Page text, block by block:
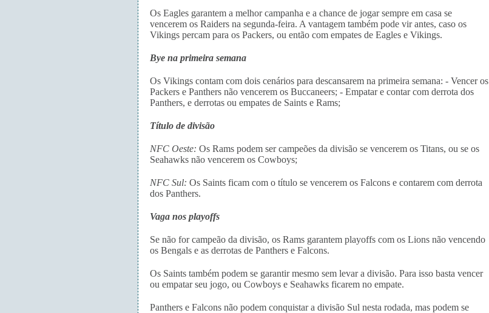
Os Eagles garantem a melhor campanha e a chance de jogar sempre em casa se
vencerem os Raiders na segunda-feira. A vantagem também pode vir antes, caso os
Vikings percam para os Packers, ou então com empates de Eagles e Vikings.
Bye na primeira semana
Os Vikings contam com dois cenários para descansarem na primeira semana: - Vencer os
Packers e Panthers não vencerem os Buccaneers; - Empatar e contar com derrota dos
Panthers, e derrotas ou empates de Saints e Rams;
Título de divisão
NFC Oeste: Os Rams podem ser campeões da divisão se vencerem os Titans, ou se os
Seahawks não vencerem os Cowboys;
NFC Sul: Os Saints ficam com o título se vencerem os Falcons e contarem com derrota
dos Panthers.
Vaga nos playoffs
Se não for campeão da divisão, os Rams garantem playoffs com os Lions não vencendo
os Bengals e as derrotas de Panthers e Falcons.
Os Saints também podem se garantir mesmo sem levar a divisão. Para isso basta vencer
ou empatar seu jogo, ou Cowboys e Seahawks ficarem no empate.
Panthers e Falcons não podem conquistar a divisão Sul nesta rodada, mas podem se